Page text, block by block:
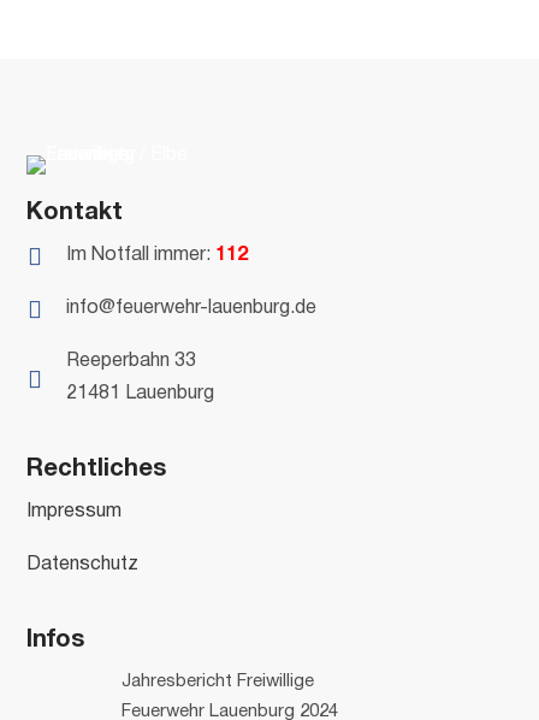
Kontakt
 Im Notfall immer: 112
 info@feuerwehr-lauenburg.de

Reeperbahn 33
21481 Lauenburg
Rechtliches
Impressum
Datenschutz
Infos
Jahresbericht Freiwillige
Feuerwehr Lauenburg 2024